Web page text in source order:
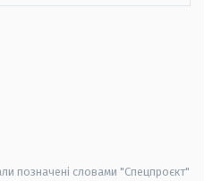
позначені словами "Спецпроєкт"